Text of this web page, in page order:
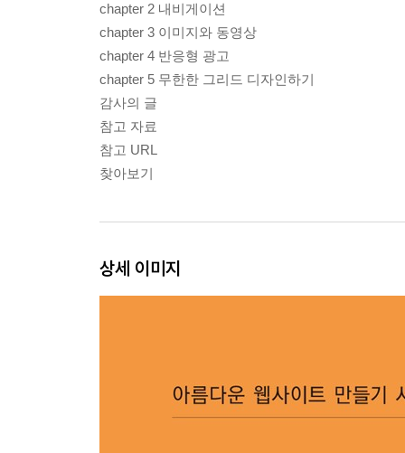
chapter 2 내비게이션
chapter 3 이미지와 동영상
chapter 4 반응형 광고
chapter 5 무한한 그리드 디자인하기
감사의 글
참고 자료
참고 URL
찾아보기
상세 이미지